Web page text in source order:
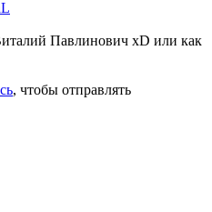
Павлинович xD или как
, чтобы отправлять